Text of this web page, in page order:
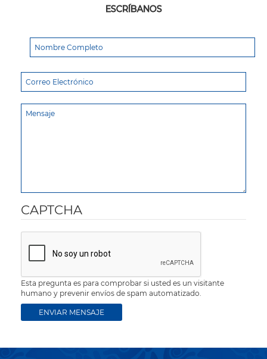
ESCRÍBANOS
CAPTCHA
Esta pregunta es para comprobar si usted es un visitante
humano y prevenir envíos de spam automatizado.